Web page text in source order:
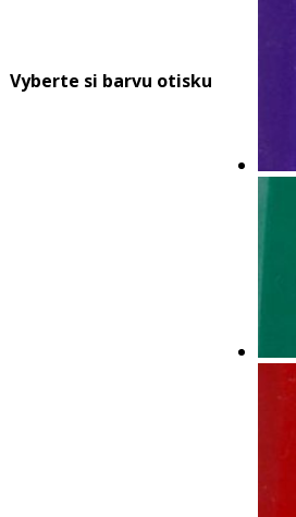
Vyberte si barvu otisku